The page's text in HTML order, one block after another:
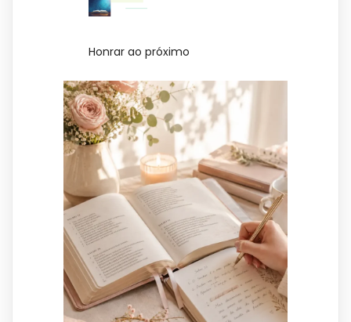
Honrar ao próximo